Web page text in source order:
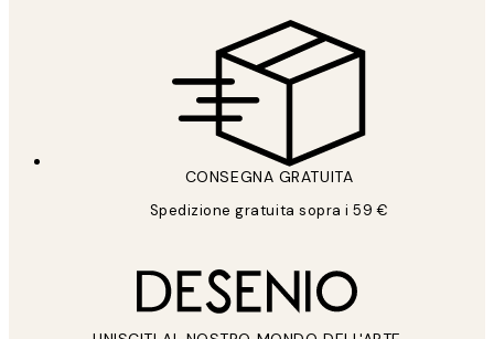
CONSEGNA GRATUITA
Spedizione gratuita sopra i 59 €